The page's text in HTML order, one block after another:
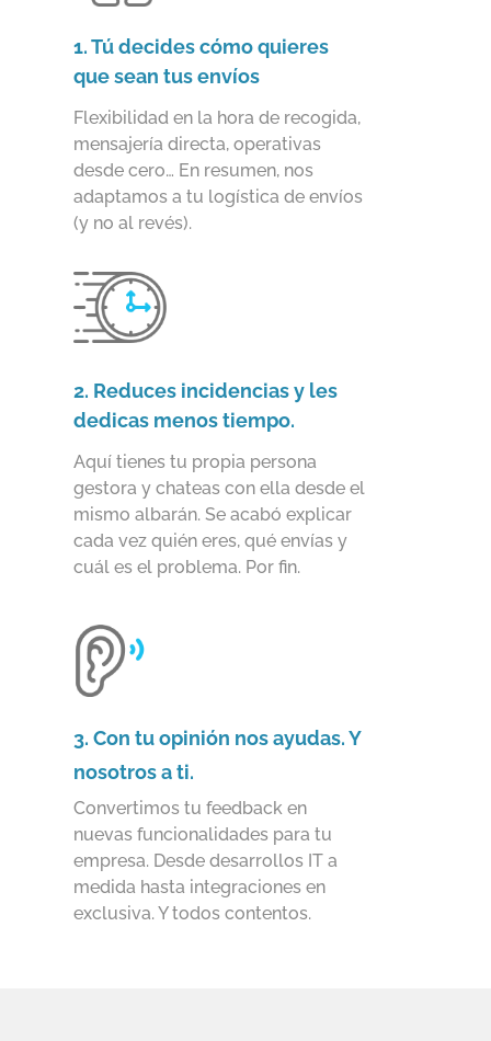
1. Tú decides cómo quieres
que sean tus envíos
Flexibilidad en la hora de recogida,
mensajería directa, operativas
desde cero… En resumen, nos
adaptamos a tu logística de envíos
(y no al revés).
2. Reduces incidencias y les
dedicas menos tiempo.
Aquí tienes tu propia persona
gestora y chateas con ella desde el
mismo albarán. Se acabó explicar
cada vez quién eres, qué envías y
cuál es el problema. Por fin.
3. Con tu opinión nos ayudas. Y
nosotros a ti.
Convertimos tu feedback en
nuevas funcionalidades para tu
empresa. Desde desarrollos IT a
medida hasta integraciones en
exclusiva. Y todos contentos.